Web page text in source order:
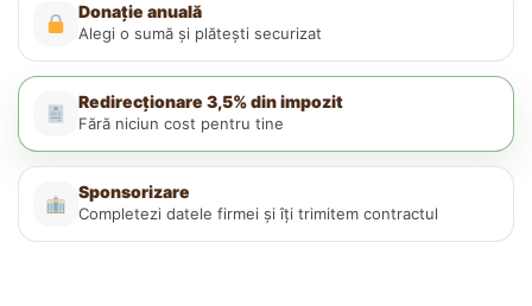
Donație anuală
Alegi o sumă și plătești securizat
Redirecționare 3,5% din impozit
Fără niciun cost pentru tine
Sponsorizare
Completezi datele firmei și îți trimitem contractul